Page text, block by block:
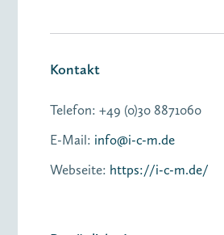
Kontakt
Telefon: +49 (0)30 8871060
E-Mail: info@i-c-m.de
Webseite: https://i-c-m.de/